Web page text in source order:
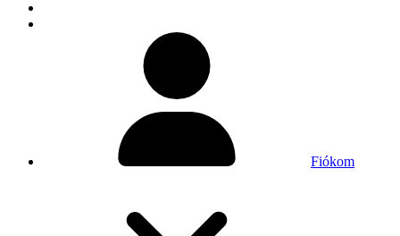
Fiókom